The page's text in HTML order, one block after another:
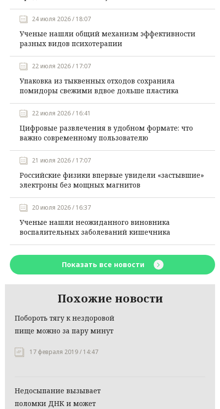
24 июля 2026 / 18:07
Ученые нашли общий механизм эффективности
разных видов психотерапии
22 июля 2026 / 17:07
Упаковка из тыквенных отходов сохранила
помидоры свежими вдвое дольше пластика
22 июля 2026 / 16:41
Цифровые развлечения в удобном формате: что
важно современному пользователю
21 июля 2026 / 17:07
Российские физики впервые увидели «застывшие»
электроны без мощных магнитов
20 июля 2026 / 16:37
Ученые нашли неожиданного виновника
воспалительных заболеваний кишечника
Показать все новости
Похожие новости
Побороть тягу к нездоровой
пище можно за пару минут
17 февраля 2019 / 14:47
Недосыпание вызывает
поломки ДНК и может